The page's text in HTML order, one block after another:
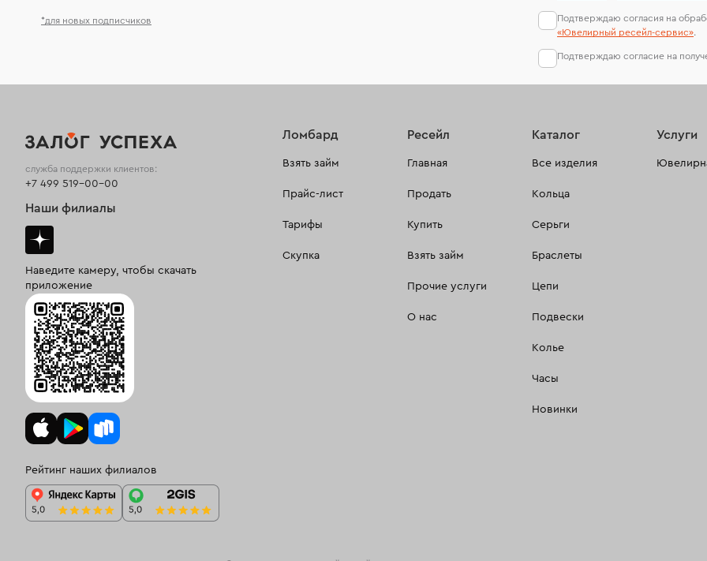
*для новых подписчиков Подтверждаю согласия на
«Ювелирный ресейл-сервиc».
Подтверждаю согласие на
Ломбард
Взять займ
Прайс-лист
Тарифы
Скупка
Ресейл
Главная
Продать
Купить
Взять займ
Прочие услуги
О нас
Каталог
Все изделия
Кольца
Серьги
Браслеты
Цепи
Подвески
Колье
Часы
Новинки
Услуги
служба поддержки клиентов:
+7 499 519-00-00
Наши филиалы
Наведите камеру, чтобы скачать
приложение
Рейтинг наших филиалов